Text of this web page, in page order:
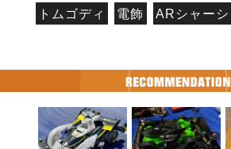
トムゴディ 電飾 ARシャーシ